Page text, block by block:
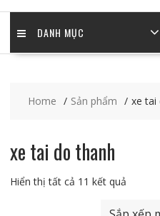
DANH MỤC
Home Sản phẩm xe tai
xe tai do thanh
Hiển thị tất cả 11 kết quả